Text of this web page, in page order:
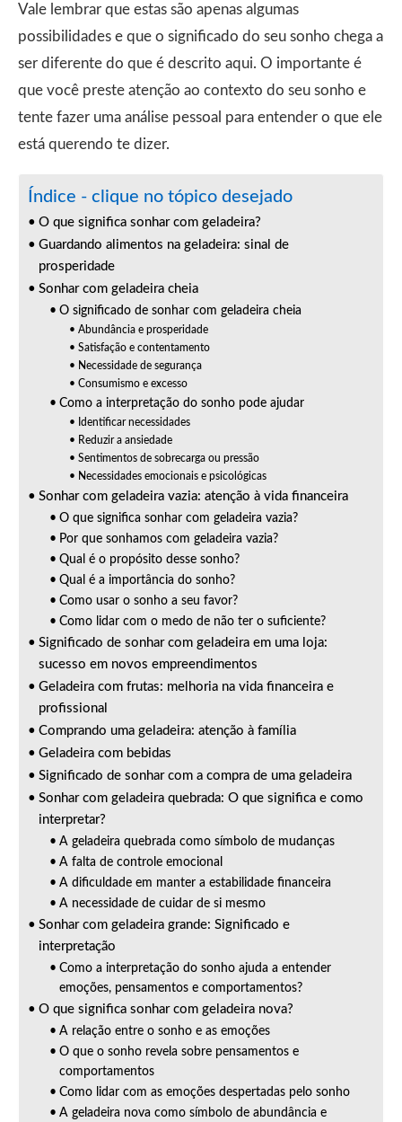
Vale lembrar que estas são apenas algumas
possibilidades e que o significado do seu sonho chega a
ser diferente do que é descrito aqui. O importante é
que você preste atenção ao contexto do seu sonho e
tente fazer uma análise pessoal para entender o que ele
está querendo te dizer.
Índice - clique no tópico desejado
O que significa sonhar com geladeira?
Guardando alimentos na geladeira: sinal de
prosperidade
Sonhar com geladeira cheia
O significado de sonhar com geladeira cheia
Abundância e prosperidade
Satisfação e contentamento
Necessidade de segurança
Consumismo e excesso
Como a interpretação do sonho pode ajudar
Identificar necessidades
Reduzir a ansiedade
Sentimentos de sobrecarga ou pressão
Necessidades emocionais e psicológicas
Sonhar com geladeira vazia: atenção à vida financeira
O que significa sonhar com geladeira vazia?
Por que sonhamos com geladeira vazia?
Qual é o propósito desse sonho?
Qual é a importância do sonho?
Como usar o sonho a seu favor?
Como lidar com o medo de não ter o suficiente?
Significado de sonhar com geladeira em uma loja:
sucesso em novos empreendimentos
Geladeira com frutas: melhoria na vida financeira e
profissional
Comprando uma geladeira: atenção à família
Geladeira com bebidas
Significado de sonhar com a compra de uma geladeira
Sonhar com geladeira quebrada: O que significa e como
interpretar?
A geladeira quebrada como símbolo de mudanças
A falta de controle emocional
A dificuldade em manter a estabilidade financeira
A necessidade de cuidar de si mesmo
Sonhar com geladeira grande: Significado e
interpretação
Como a interpretação do sonho ajuda a entender
emoções, pensamentos e comportamentos?
O que significa sonhar com geladeira nova?
A relação entre o sonho e as emoções
O que o sonho revela sobre pensamentos e
comportamentos
Como lidar com as emoções despertadas pelo sonho
A geladeira nova como símbolo de abundância e